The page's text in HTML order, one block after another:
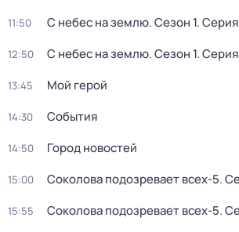
11:50 С небес на землю. Сезон 1.
12:50 С небес на землю. Сезон 1.
13:45 Мой герой
14:30 События
14:50 Город новостей
15:00 Соколова подозревает всех-5.
15:55 Соколова подозревает всех-5.